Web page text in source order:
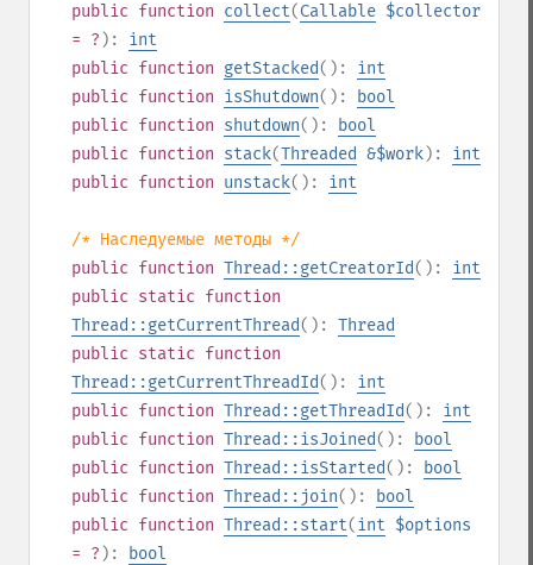
public function collect(Callable $collector
= ? ): int
public function getStacked(): int
public function isShutdown():
bool
public function shutdown():
bool
public function stack(Threaded &$work): int
public function unstack(): int
/* Наследуемые методы */
public function Thread::getCreatorId(): int
public static function
Thread::getCurrentThread(): Thread
public static function
Thread::getCurrentThreadId(): int
public function Thread::getThreadId(): int
public function Thread::isJoined():
bool
public function Thread::isStarted():
bool
public function Thread::join():
bool
public function Thread::start(int $options
= ? ):
bool